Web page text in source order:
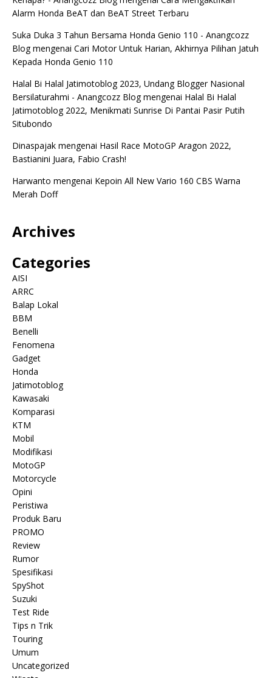
Alarm Honda BeAT dan BeAT Street Terbaru
Suka Duka 3 Tahun Bersama Honda Genio 110 - Anangcozz
Blogmengenai Cari Motor Untuk Harian, Akhirnya Pilihan Jatuh
Kepada Honda Genio 110
Halal Bi Halal Jatimotoblog 2023, Undang Blogger Nasional
Bersilaturahmi - Anangcozz Blogmengenai Halal Bi Halal
Jatimotoblog 2022, Menikmati Sunrise Di Pantai Pasir Putih
Situbondo
Dinaspajak mengenai Hasil Race MotoGP Aragon 2022,
Bastianini Juara, Fabio Crash!
Harwanto mengenai Kepoin All New Vario 160 CBS Warna
Merah Doff
Archives
Categories
AISI
ARRC
Balap Lokal
BBM
Benelli
Fenomena
Gadget
Honda
Jatimotoblog
Kawasaki
Komparasi
KTM
Mobil
Modifikasi
MotoGP
Motorcycle
Opini
Peristiwa
Produk Baru
PROMO
Review
Rumor
Spesifikasi
SpyShot
Suzuki
Test Ride
Tips n Trik
Touring
Umum
Uncategorized